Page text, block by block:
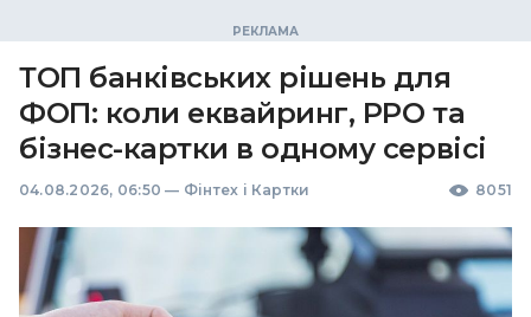
ТОП банківських рішень для
ФОП: коли еквайринг, РРО та
бізнес-картки в одному сервісі
04.08.2026, 06:50 — Фінтех і Картки 8051